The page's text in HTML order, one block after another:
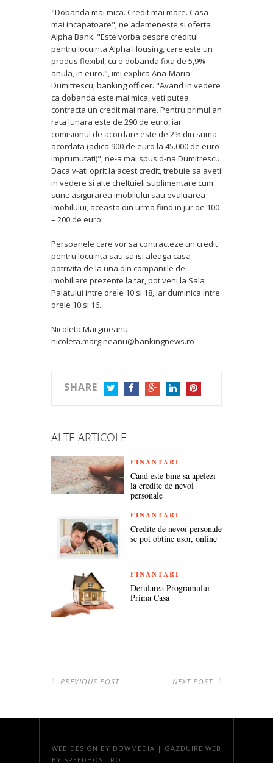
"Dobanda mai mica. Credit mai mare. Casa
mai incapatoare", ne ademeneste si oferta
Alpha Bank. "Este vorba despre creditul
pentru locuinta Alpha Housing, care este un
produs flexibil, cu o dobanda fixa de 5,9%
anula, in euro.", imi explica Ana-Maria
Dumitrescu, banking officer. "Avand in vedere
ca dobanda este mai mica, veti putea
contracta un credit mai mare. Pentru primul an
rata lunara este de 290 de euro, iar
comisionul de acordare este de 2% din suma
acordata (adica 900 de euro la 45.000 de euro
imprumutati)", ne-a mai spus d-na Dumitrescu.
Daca v-ati oprit la acest credit, trebuie sa aveti
in vedere si alte cheltuieli suplimentare cum
sunt: asigurarea imobilului sau evaluarea
imobilului, aceasta din urma fiind in jur de 100
– 200 de euro.
Persoanele care vor sa contracteze un credit
pentru locuinta sau sa isi aleaga casa
potrivita de la una din companiile de
imobiliare prezente la tar, pot veni la Sala
Palatului intre orele 10 si 18, iar duminica intre
orele 10 si 16.
Nicoleta Margineanu
nicoleta.margineanu@bankingnews.ro
SHARE
ALTE ARTICOLE
FINANTARI
Cand este bine sa apelezi
la credite de nevoi
personale
FINANTARI
Credite de nevoi personale
se pot obtine usor, online
FINANTARI
Derularea Programului
Prima Casa
PREVIOUS POST NEXT POST
WEB DESIGN BY DOWMEDIA | GAZDUIRE WEB
BY SPEEDHOST.RO